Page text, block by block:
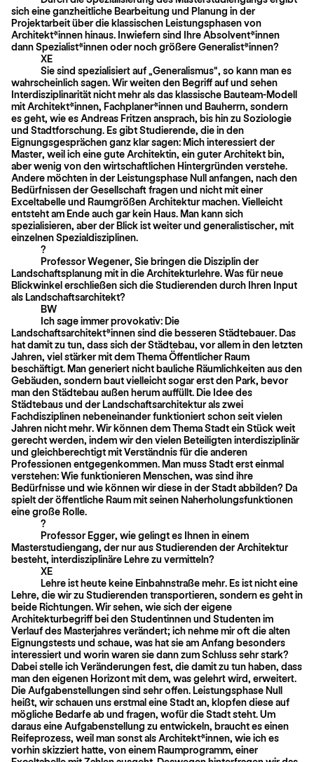
sich eine ganzheitliche Bearbeitung und Planung in der
Projektarbeit über die klassischen Leistungsphasen von
Architekt*innen hinaus. Inwiefern sind Ihre Absolvent*innen
dann Spezialis­t*innen oder noch größere Generalist*innen?
XE
Sie sind spezialisiert auf „Generalismus“, so kann man es
wahrscheinlich sagen. Wir weiten den Begriff auf und sehen
Interdisziplinarität nicht mehr als das klassische Bauteam-Modell
mit Architekt*innen, Fachplaner*innen und Bauherrn, sondern
es geht, wie es Andreas Fritzen ansprach, bis hin zu Soziologie
und Stadtforschung. Es gibt Studierende, die in den
Eignungsgesprächen ganz klar sagen: Mich interessiert der
Master, weil ich eine gute Architektin, ein guter Architekt bin,
aber wenig von den wirtschaftlichen Hintergründen verstehe.
Andere möchten in der Leistungsphase Null anfangen, nach den
Bedürfnissen der Gesellschaft fragen und nicht mit einer
Exceltabelle und Raumgrößen Architektur machen. Vielleicht
entsteht am Ende auch gar kein Haus. Man kann sich
spezialisieren, aber der Blick ist weiter und generalistischer, mit
einzelnen Spezialdisziplinen.
?
Professor Wegener, Sie bringen die Disziplin der
Landschaftsplanung mit in die Architekturlehre. Was für neue
Blickwinkel erschließen sich die Studierenden durch Ihren Input
als Landschaftsarchitekt?
BW
Ich sage immer provokativ: Die
Landschaftsarchitekt*innen sind die besseren Städtebauer. Das
hat damit zu tun, dass sich der Städtebau, vor allem in den letzten
Jahren, viel stärker mit dem Thema Öffentlicher Raum
beschäftigt. Man generiert nicht bauliche Räumlichkeiten aus den
Gebäuden, sondern baut vielleicht sogar erst den Park, bevor
man den Städtebau außen herum auffüllt. Die Idee des
Städtebaus und der Landschaftsarchitektur als zwei
Fachdisziplinen nebeneinander funktioniert schon seit vielen
Jahren nicht mehr. Wir können dem Thema Stadt ein Stück weit
gerecht werden, indem wir den vielen Beteiligten interdisziplinär
und gleichberechtigt mit Verständnis für die anderen
Professionen entgegenkommen. Man muss Stadt erst einmal
verstehen: Wie funktionieren Menschen, was sind ihre
Bedürfnisse und wie können wir diese in der Stadt abbilden? Da
spielt der öffent­liche Raum mit seinen Naherholungsfunktionen
eine große Rolle.
?
Professor Egger, wie gelingt es Ihnen in einem
Masterstudiengang, der nur aus Studierenden der Architektur
besteht, interdisziplinäre Lehre zu vermitteln?
XE
Lehre ist heute keine Einbahnstraße mehr. Es ist nicht eine
Lehre, die wir zu Studierenden transportieren, sondern es geht in
beide Richtungen. Wir sehen, wie sich der eigene
Architekturbegriff bei den Studentinnen und Studenten im
Verlauf des Masterjahres verändert; ich nehme mir oft die alten
Eignungstests und schaue, was hat sie am Anfang besonders
interessiert und worin waren sie dann zum Schluss sehr stark?
Dabei stelle ich Veränderungen fest, die damit zu tun haben, dass
man den eigenen Horizont mit dem, was gelehrt wird, erweitert.
Die Aufgabenstellungen sind sehr offen. Leistungsphase Null
heißt, wir schauen uns erstmal eine Stadt an, klopfen diese auf
mögliche Bedarfe ab und fragen, wofür die Stadt steht. Um
daraus eine Aufgabenstellung zu entwickeln, braucht es einen
Reifeprozess, weil man sonst als Architekt*innen, wie ich es
vorhin skizziert hatte, von einem Raumprogramm, einer